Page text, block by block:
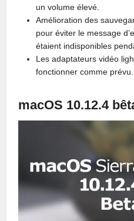
un volume élevé.
Amélioration des
pour éviter le message
étaient indisponibles
Les adaptateurs vidéo
fonctionner comme prévu.
macOS 10.12.4